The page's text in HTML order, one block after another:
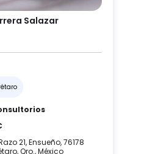
Salazar
21, Ensueño, 76178
Qro., México